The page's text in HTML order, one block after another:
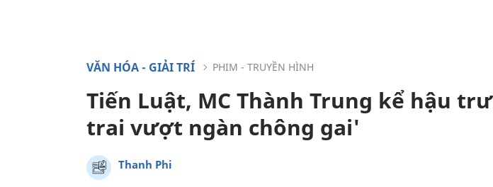
VĂN HÓA - GIẢI TRÍ PHIM - TRUYỀN HÌNH
Tiến Luật, MC Thành Trung kể hậu
trai vượt ngàn chông gai'
Thanh Phi